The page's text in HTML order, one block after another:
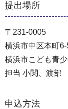
提出場所
〒231-0005
横浜市中区本町
横浜市こども青
担当 小関、渡部
申込方法